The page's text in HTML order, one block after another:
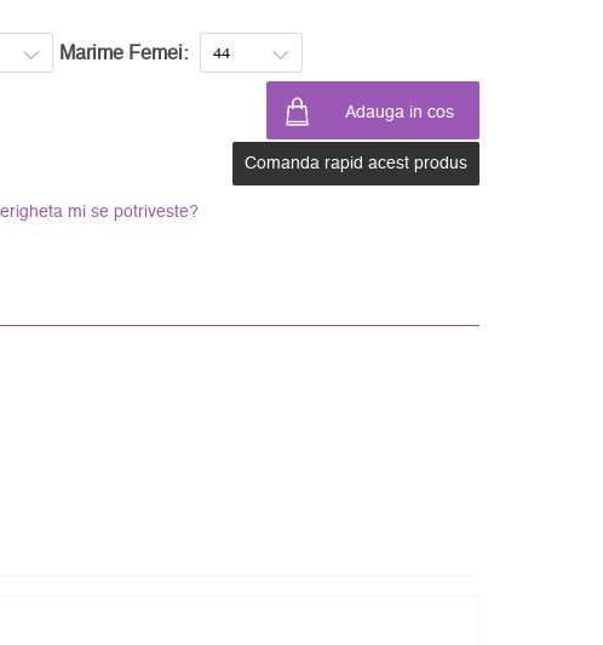
Marime Femei:
Comanda rapid acest produs
mi se potriveste?